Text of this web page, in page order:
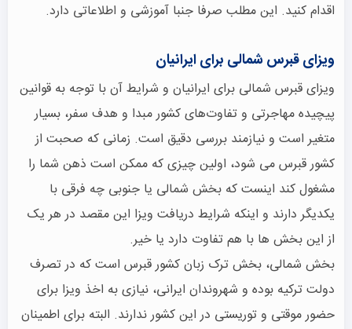
اقدام کنید. این مطلب صرفا جنبا آموزشی و اطلاعاتی دارد.
ویزای قبرس شمالی برای ایرانیان
ویزای قبرس شمالی برای ایرانیان و شرایط آن با توجه به قوانین
پیچیده مهاجرتی و تفاوت‌های کشور مبدا و هدف سفر، بسیار
متغیر است و نیازمند بررسی دقیق است. زمانی که صحبت از
کشور قبرس می شود، اولین چیزی که ممکن است ذهن شما را
مشغول کند اینست که بخش شمالی یا جنوبی چه فرقی با
یکدیگر دارند و اینکه شرایط دریافت ویزا این مقصد در هر یک
از این بخش ها با هم تفاوت دارد یا خیر.
بخش شمالی، بخش ترک زبان کشور قبرس است که در تصرف
دولت ترکیه بوده و شهروندان ایرانی، نیازی به اخذ ویزا برای
حضور موقتی و توریستی در این کشور ندارند. البته برای اطمینان